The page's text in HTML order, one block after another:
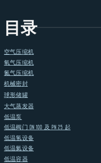
目录
空气压缩机
氧气压缩机
氮气压缩机
机械密封
球形储罐
大气蒸发器
低温泵
低温阀门 DN 100 及 PN 25 起
低温氢设备
低温氦设备
低温容器